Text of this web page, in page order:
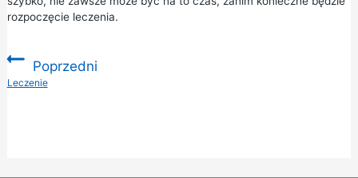
rozpoczęcie leczenia.
Poprzedni
:Leczenie